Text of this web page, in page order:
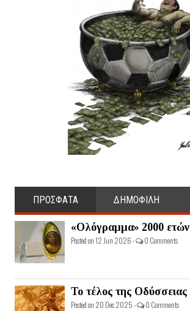
ΠΡΟΣΦΑΤΑ ΔΗΜΟΦΙΛΗ
«Ολόγραμμα» 2000 ετών
Posted on 12 Jun 2026 - 0 Comments
Το τέλος της Οδύσσειας
Posted on 20 Dec 2025 - 0 Comments